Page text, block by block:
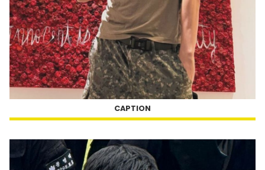
CAPTION